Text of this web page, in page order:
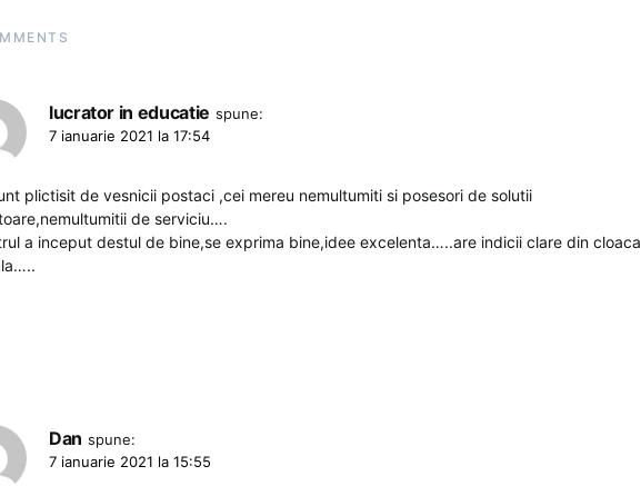
lucrator in educatie spune:
7 ianuarie 2021 la 17:54
plictisit de vesnicii postaci ,cei mereu nemultumiti si posesori de solutii
de serviciu….
a inceput destul de bine,se exprima bine,idee excelenta…..are indicii clare din cloaca
Dan spune:
7 ianuarie 2021 la 15:55